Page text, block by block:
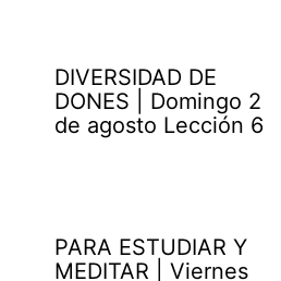
DIVERSIDAD DE
DONES | Domingo 2
de agosto Lección 6
PARA ESTUDIAR Y
MEDITAR | Viernes